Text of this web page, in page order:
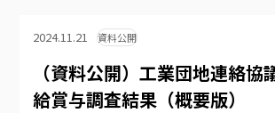
2024.11.21 資料公開
（資料公開）工業団地連絡協
給賞与調査結果（概要版）